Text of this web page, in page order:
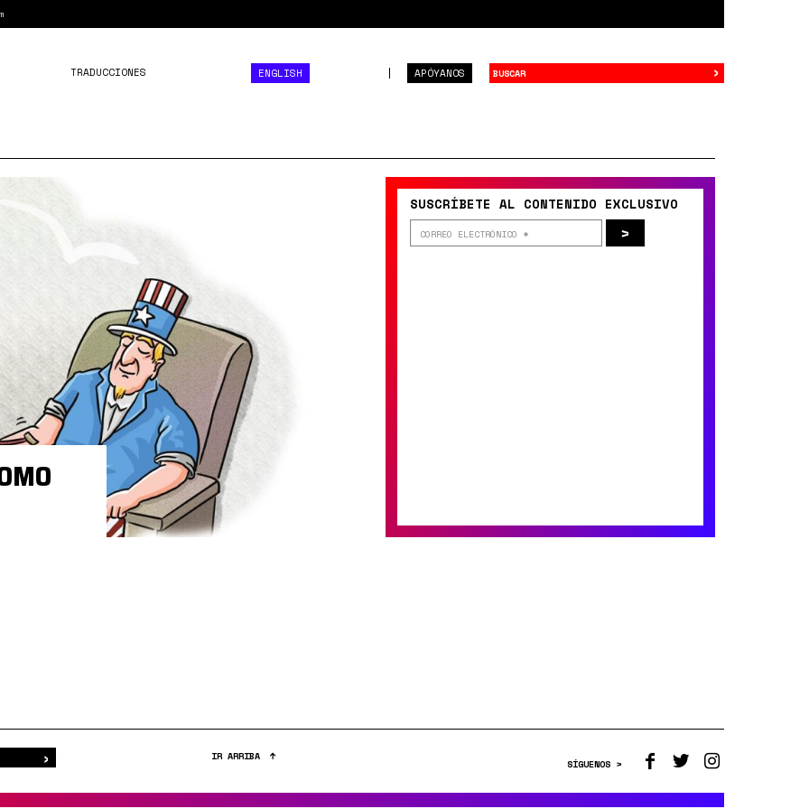
APÓYANOS
TRADUCCIONES ENGLISH ›
SUSCRÍBETE AL CONTENIDO EXCLUSIVO
>
› IR ARRIBA
SÍGUENOS >